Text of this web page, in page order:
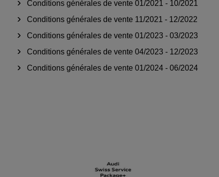
Conditions générales de vente 01/2021 - 10/2021
Conditions générales de vente 11/2021 - 12/2022
Conditions générales de vente 01/2023 - 03/2023
Conditions générales de vente 04/2023 - 12/2023
Conditions générales de vente 01/2024 - 06/2024